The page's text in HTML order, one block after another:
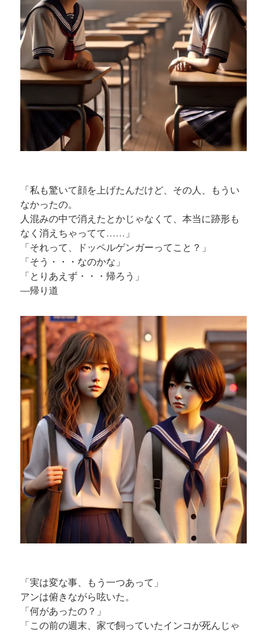
「私も驚いて顔を上げたんだけど、その人、もうい
なかったの。
人混みの中で消えたとかじゃなくて、本当に跡形も
なく消えちゃってて……」
「それって、ドッペルゲンガーってこと？」
「そう・・・なのかな」
「とりあえず・・・帰ろう」
—帰り道
「実は変な事、もう一つあって」
アンは俯きながら呟いた。
「何があったの？」
「この前の週末、家で飼っていたインコが死んじゃ